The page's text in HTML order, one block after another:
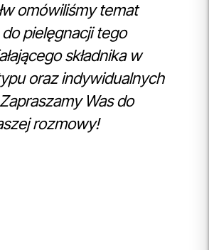
omówiliśmy temat
pielęgnacji tego
składnika w
oraz indywidualnych
Was do
rozmowy!